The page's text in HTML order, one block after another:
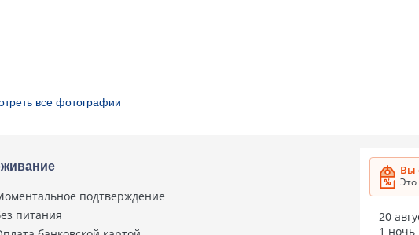
все фотографии
подтверждение
питания
Вы
20
1 ночь